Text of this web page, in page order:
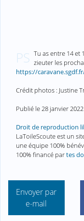
PS Tu as entre 14 et
zieuter les
https://
Crédit photos : Justine
Publié le28 janvier 2022
Droit de reproduction
LaToileScoute est un
une équipe 100%
100% financé partes
Envoyer par
e-mail